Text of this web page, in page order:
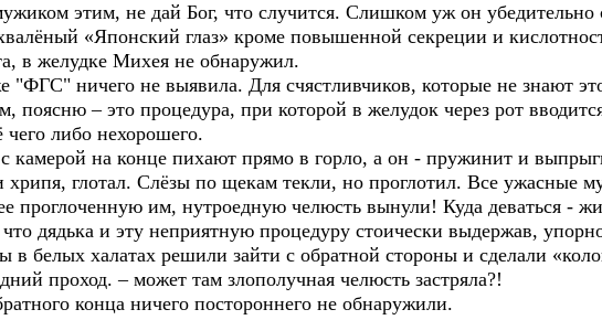
этим, не дай Бог, что случится. Слишком уж он убедительно
«Японский глаз» кроме повышенной секреции и
в желудке Михея не обнаружил.
"ФГС" ничего не выявила. Для счястливчиков, которые не знают
поясню – это процедура, при которой в желудок через рот
либо нехорошего.
камерой на конце пихают прямо в горло, а он - пружинит и
хрипя, глотал. Слёзы по щекам текли, но проглотил. Все ужасные
проглоченную им, нутроедную челюсть вынули! Куда деваться -
дядька и эту неприятную процедуру стоически выдержав,
в белых халатах решили зайти с обратной стороны и сделали
проход. – может там злополучная челюсть застряла?!
конца ничего постороннего не обнаружили.